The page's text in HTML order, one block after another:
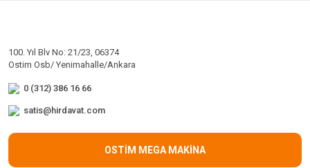
100. Yıl Blv No: 21/23, 06374
Ostim Osb/ Yenimahalle/Ankara
0 (312) 386 16 66
satis@hirdavat.com
OSTİM MEGA MAKİNA